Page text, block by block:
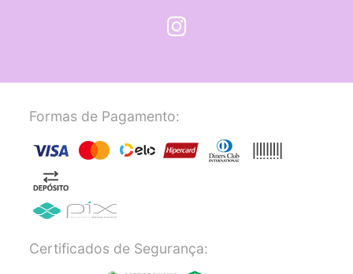
Formas de Pagamento:
Certificados de Segurança: